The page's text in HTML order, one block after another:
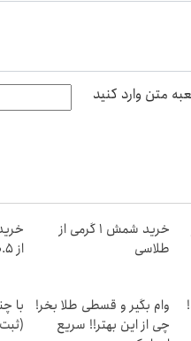
متن وارد کنید
خرید شمش 1 گرمی از
طلاسی
از ۰.۵ گرم تا ۱۰ گرم
وام بگیر و قسطی طلا بخر!
چی از این بهتر!! سریع
با